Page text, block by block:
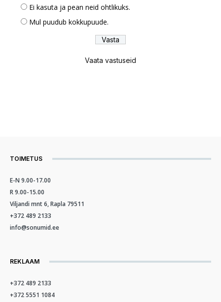
Ei kasuta ja pean neid ohtlikuks.
Mul puudub kokkupuude.
Vaata vastuseid
TOIMETUS
E-N 9.00-17.00
R 9.00-15.00
Viljandi mnt 6, Rapla 79511
+372 489 2133
info@sonumid.ee
REKLAAM
+372 489 2133
+372 5551 1084